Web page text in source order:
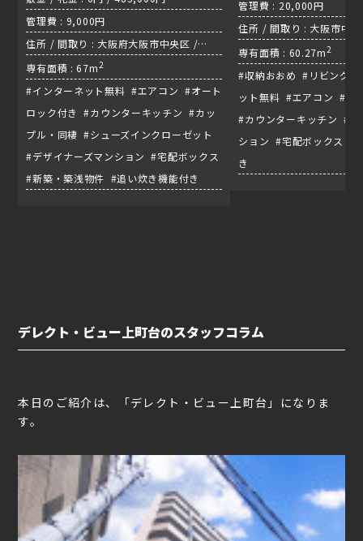
管理費 : 9,000円
住所 / 間取り : 大阪府大阪市中央区 /
1LDK+S(納戸)
専有面積 : 67m2
#インターネット無料 #エアコン #オート
ロック付き #カウンターキッチン #カッ
プル・同棲 #シューズインクローゼット
#デザイナーズマンション #宅配ボックス
#新築・築浅物件 #追い炊き機能付き
管理費 : 20,000円
住所 / 間取り : 大阪市中
専有面積 : 60.27m2
#収納おおめ #リビング
ット無料 #エアコン #オ
#カウンターキッチン #デ
ション #宅配ボックス #
き
デレクト・ビュー上町台のスタッフコラム
本日のご紹介は、「デレクト・ビュー上町台」になりま
す。